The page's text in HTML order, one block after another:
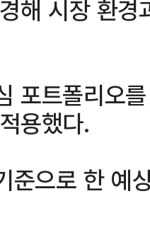
해 시장 환
포트폴리오
용했다.
준으로 한